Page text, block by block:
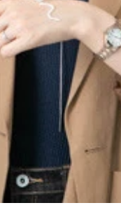
2290円 【夜用】